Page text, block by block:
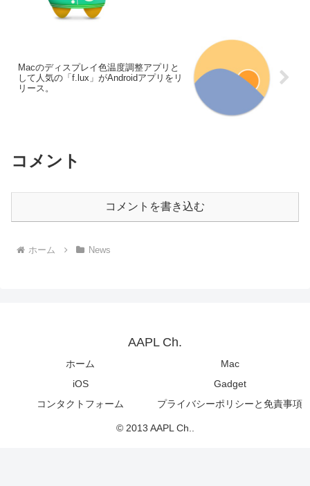
Macのディスプレイ色温度調整アプリと
して人気の「f.lux」がAndroidアプリをリ
リース。
コメント
コメントを書き込む
ホーム News
AAPL Ch.
ホーム
Mac
iOS
Gadget
コンタクトフォーム
プライバシーポリシーと免責事項
© 2013 AAPL Ch..